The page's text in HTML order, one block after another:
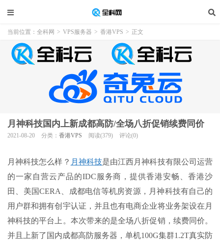
当前位置： 全科网 > VPS服务器 > 香港VPS > 正文
月神科技国内上新成都高防/全场八折促销续费同价
2021-08-20 分类： 香港VPS 阅读(379) 评论(0)
月神科技怎么样？ 月神科技是由江西月神科技有限公司运营
的一家自营云产品的IDC服务商，提供香港安畅、香港沙
田、美国CERA、成都电信等机房资源，月神科技有自己的
用户群和拥有创宇认证，并且也有电商企业将业务架设在月
神科技的平台上。本次带来的是全场八折促销，续费同价。
并且上新了国内成都高防服务器，单机100G集群1.2T真实防